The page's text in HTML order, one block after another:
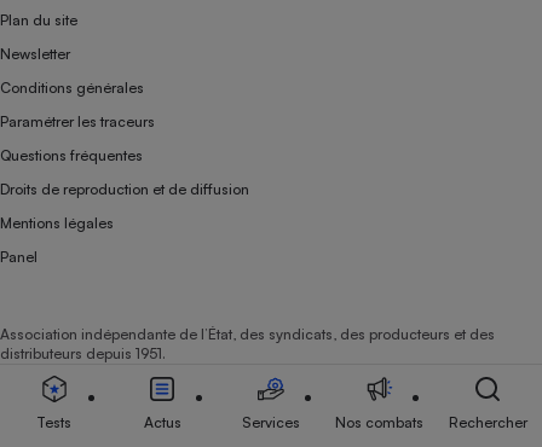
Plan du site
Newsletter
Conditions générales
Paramétrer les traceurs
Questions fréquentes
Droits de reproduction et de diffusion
Mentions légales
Panel
Association indépendante de l’État, des syndicats, des producteurs et des
distributeurs depuis 1951.
Tests Actus Services Nos combats Rechercher